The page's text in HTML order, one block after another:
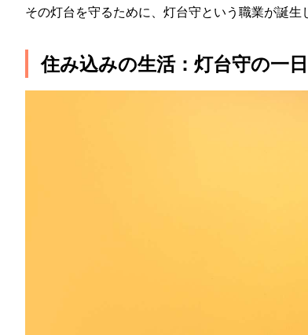
その灯台を守るために、灯台守という職業が誕生
住み込みの生活：灯台守の一日